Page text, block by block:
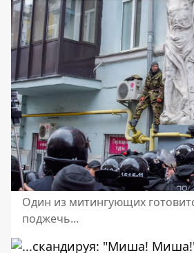
Один из митингующих
поджечь...